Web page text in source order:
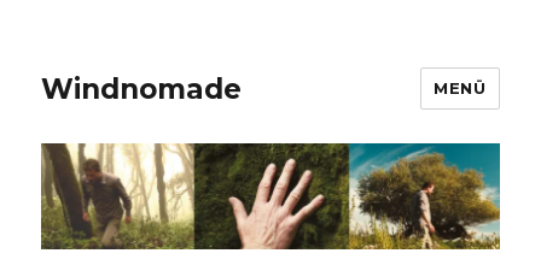
Windnomade MENÜ